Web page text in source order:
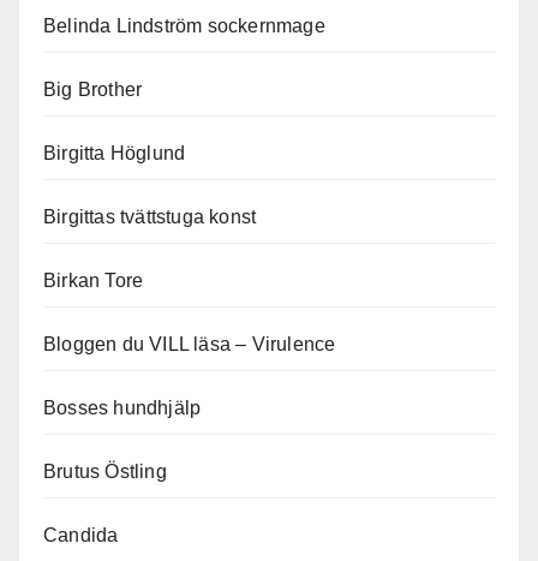
Belinda Lindström sockernmage
Big Brother
Birgitta Höglund
Birgittas tvättstuga konst
Birkan Tore
Bloggen du VILL läsa – Virulence
Bosses hundhjälp
Brutus Östling
Candida